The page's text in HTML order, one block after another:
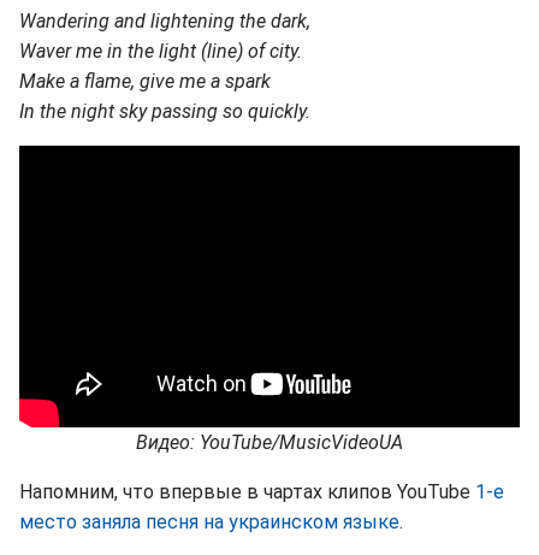
Wandering and lightening the dark,
Waver me in the light (line) of city.
Make a flame, give me a spark
In the night sky passing so quickly.
Видео: YouTube/MusicVideoUA
Напомним, что впервые в чартах клипов YouTube 1-е
место заняла песня на украинском языке.